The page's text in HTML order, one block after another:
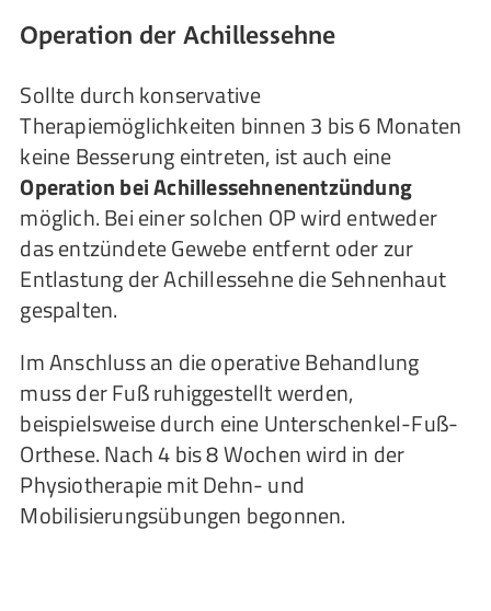
Operation der Achillessehne
Sollte durch konservative
Therapiemöglichkeiten binnen 3 bis 6 Monaten
keine Besserung eintreten, ist auch eine
Operation bei Achillessehnenentzündung
möglich. Bei einer solchen OP wird entweder
das entzündete Gewebe entfernt oder zur
Entlastung der Achillessehne die Sehnenhaut
gespalten.
Im Anschluss an die operative Behandlung
muss der Fuß ruhiggestellt werden,
beispielsweise durch eine Unterschenkel-Fuß-
Orthese. Nach 4 bis 8 Wochen wird in der
Physiotherapie mit Dehn- und
Mobilisierungsübungen begonnen.